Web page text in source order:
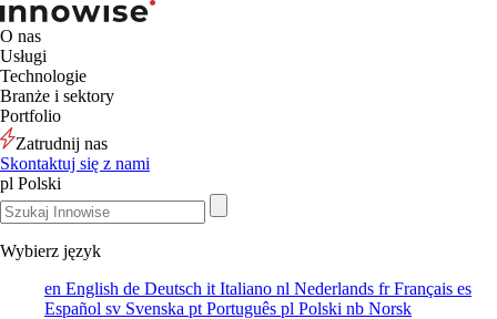
O nas
Usługi
Technologie
Branże i sektory
Portfolio
Zatrudnij nas
Skontaktuj się z nami
pl Polski
Wybierz język
en English de Deutsch it Italiano nl Nederlands frFrançais es
Español sv Svenska pt Português pl Polski nb Norsk